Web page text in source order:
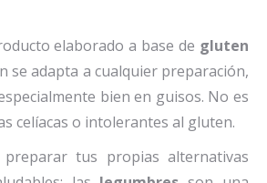
elaborado a base de gluten
se adapta a cualquier preparación,
bien en guisos. No es
celíacas o intolerantes al gluten.
preparar tus propias alternativas